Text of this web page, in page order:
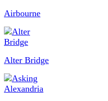
Airbourne
Alter Bridge